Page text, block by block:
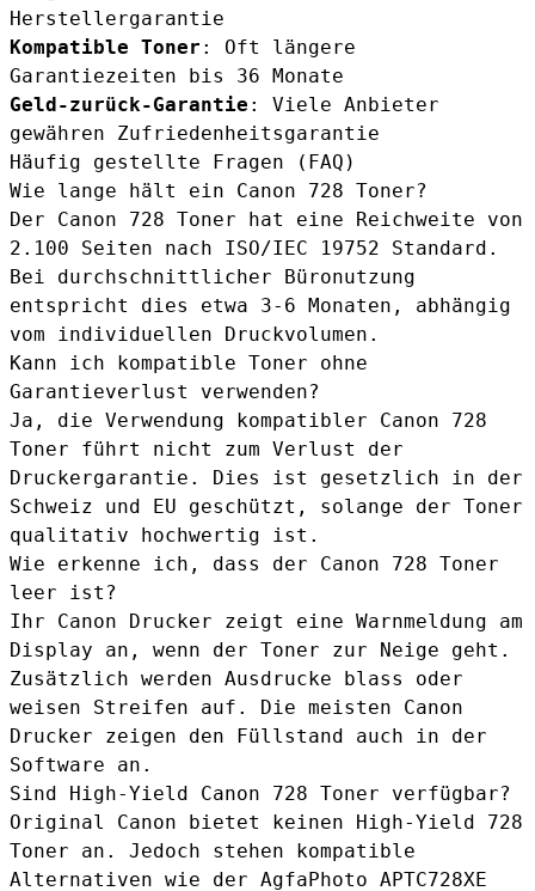
Herstellergarantie
Kompatible Toner : Oft längere
Garantiezeiten bis 36 Monate
Geld-zurück-Garantie : Viele Anbieter
gewähren Zufriedenheitsgarantie
Häufig gestellte Fragen (FAQ)
Wie lange hält ein Canon 728 Toner?
Der Canon 728 Toner hat eine Reichweite von
2.100 Seiten nach ISO/IEC 19752 Standard.
Bei durchschnittlicher Büronutzung
entspricht dies etwa 3-6 Monaten, abhängig
vom individuellen Druckvolumen.
Kann ich kompatible Toner ohne
Garantieverlust verwenden?
Ja, die Verwendung kompatibler Canon 728
Toner führt nicht zum Verlust der
Druckergarantie. Dies ist gesetzlich in der
Schweiz und EU geschützt, solange der Toner
qualitativ hochwertig ist.
Wie erkenne ich, dass der Canon 728 Toner
leer ist?
Ihr Canon Drucker zeigt eine Warnmeldung am
Display an, wenn der Toner zur Neige geht.
Zusätzlich werden Ausdrucke blass oder
weisen Streifen auf. Die meisten Canon
Drucker zeigen den Füllstand auch in der
Software an.
Sind High-Yield Canon 728 Toner verfügbar?
Original Canon bietet keinen High-Yield 728
Toner an. Jedoch stehen kompatible
Alternativen wie der AgfaPhoto APTC728XE